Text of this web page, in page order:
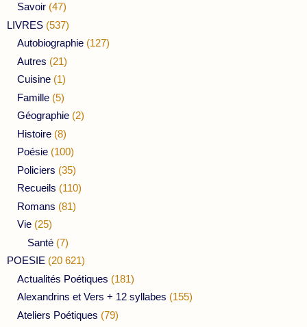
Savoir (47)
LIVRES (537)
Autobiographie (127)
Autres (21)
Cuisine (1)
Famille (5)
Géographie (2)
Histoire (8)
Poésie (100)
Policiers (35)
Recueils (110)
Romans (81)
Vie (25)
Santé (7)
POESIE (20 621)
Actualités Poétiques (181)
Alexandrins et Vers + 12 syllabes (155)
Ateliers Poétiques (79)